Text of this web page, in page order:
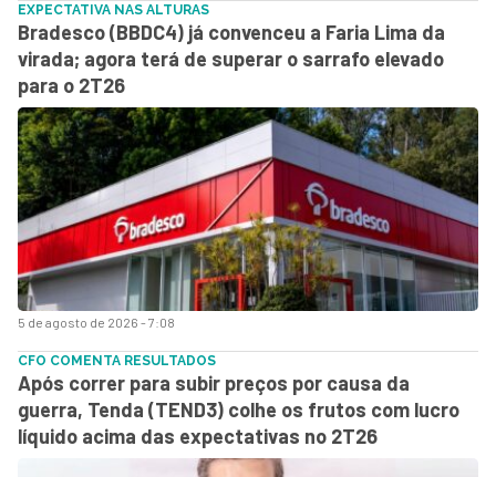
5 de agosto de 2026 - 7:08
EXPECTATIVA NAS ALTURAS
Bradesco (BBDC4) já convenceu a Faria Lima da
virada; agora terá de superar o sarrafo elevado
para o 2T26
CFO COMENTA RESULTADOS
Após correr para subir preços por causa da
guerra, Tenda (TEND3) colhe os frutos com lucro
líquido acima das expectativas no 2T26